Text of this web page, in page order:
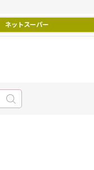
ネットスーパー